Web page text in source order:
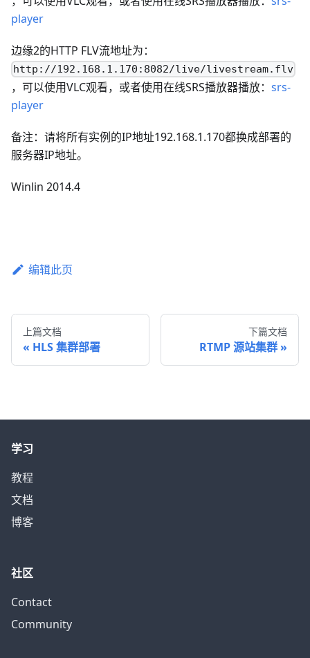
player
边缘2的HTTP FLV流地址为：
http://192.168.1.170:8082/live/livestream.flv
，可以使用VLC观看，或者使用在线SRS播放器播放： srs-
player
备注：请将所有实例的IP地址192.168.1.170都换成部署的
服务器IP地址。
Winlin 2014.4
编辑此页
上篇文档
HLS 集群部署
下篇文档
RTMP 源站集群
学习
教程
文档
博客
社区
Contact
Community